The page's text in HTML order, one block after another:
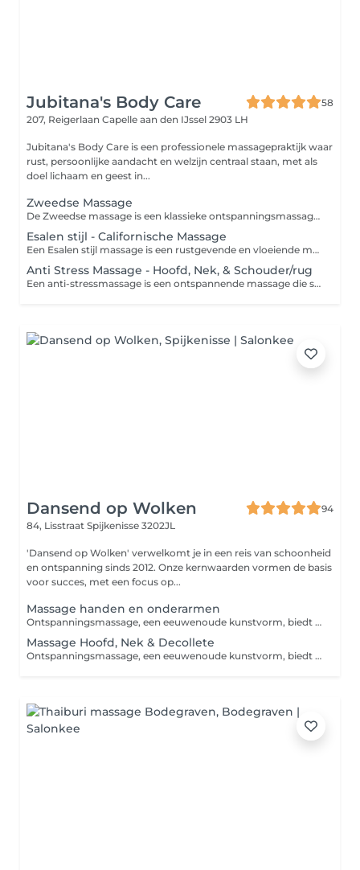
Jubitana's Body Care
58
207, Reigerlaan Capelle aan den IJssel 2903 LH
Jubitana's Body Care is een professionele massagepraktijk waar
rust, persoonlijke aandacht en welzijn centraal staan, met als
doel lichaam en geest in...
Zweedse Massage
De Zweedse massage is een klassieke ontspanningsmassage waarbij verschillende massagetechnieken worden toegepast om de spieren te ontspannen, de doorbloeding te stimuleren en het lichaam tot rust te brengen. Voordelen Vermindert spierspanning en stress. Bevordert de bloedsomloop en afvoer van afvalstoffen. Draagt bij aan ontspanning en een verbeterd gevoel van welzijn. Kan helpen bij het verminderen van vermoeidheid en het herstellen van stijve spieren. Bij Jubitana's Body Care kunt u kiezen voor een behandeling van 60 of 90 minuten, afgestemd op uw persoonlijke wensen en behoeften. Intensiteit van graad 1 t/m 5 - 1 Zeer zacht - 2 Zacht - 3 Licht stevig - 4 Medium stevig - 5 Zeer stevig Varieert een Zweedse Massage tussen intensiteit 2 - 3.
Esalen stijl - Californische Massage
Een Esalen stijl massage is een rustgevende en vloeiende massage die gericht is op diepe ontspanning van lichaam en geest. Kenmerkend voor deze massage zijn de lange, harmonieuze strijkingen, aandachtige aanrakingen en een rustige benadering, waardoor u volledig tot ontspanning kunt komen. Voordelen van een Esalen stijl massage Bevordert diepe lichamelijke en mentale ontspanning. Vermindert stress en spanning. Stimuleert de doorbloeding en ondersteunt het natuurlijke herstel van het lichaam. Vergroot het lichaamsbewustzijn en draagt bij aan een gevoel van balans en welzijn. Bij Jubitana's Body Care kunt u kiezen uit een behandeling van 60, 90 of 120 minuten. De massage wordt volledig afgestemd op uw persoonlijke wensen en behoeften, zodat u een ontspannen en persoonlijke ervaring beleeft. Intensiteit van graad 1 t/m 5 - 1 Zeer zacht - 2 Zacht - 3 Licht stevig - 4 Medium stevig - 5 Zeer stevig Varieert een Californische massage tussen intensiteit 1 - 2.
Anti Stress Massage - Hoofd, Nek, & Schouder/rug
Een anti-stressmassage is een ontspannende massage die specifiek gericht is op het verminderen van stress en spanning in het lichaam vooral hoofd ,nek en schouders. Deze massage helpt om zowel fysieke als mentale spanning te verlichten, wat vaak leidt tot een gevoel van diepe ontspanning en welzijn. Het doel is om het lichaam en de geest tot rust te brengen, stressniveaus te verlagen en de algehele balans te herstellen. Welke behandeling wordt toegepast? Bij een anti-stressmassage worden technieken gebruikt die gericht zijn op het verminderen van spierspanning en het bevorderen van ontspanning. De massage kan variëren afhankelijk van de voorkeuren van de cliënt, maar bevat vaak de volgende elementen: - Langzame, zachte strijkingen (effleurages) om het lichaam te kalmeren en te ontspannen. - Knedingen en lichte druk (petrissages), vooral rond de schouders, nek en rug, waar stress vaak wordt vastgehouden. - Werken met de acupressuurpunten om de energie in het lichaam weer in balans te brengen en blokkades te verhelpen. - Soms ook aromatherapie of kalmerende oliën om de ontspannende werking te versterken. De focus ligt bij deze massage vaak niet alleen op de spieren, maar ook op de geestelijke ontspanning. Het doel is om de symptomen van stress, zoals gespannen spieren, hoofdpijn en een onrustig gevoel, te verminderen. Dit maakt het een uitstekende keuze voor mensen die veel druk ervaren in hun dagelijkse leven. Intensiteit van graad 1 t/m 5 - 1 Zeer zacht - 2 Zacht - 3 Licht stevig - 4 Medium stevig - 5 Zeer stevig Varieert een Anti Stress Massage tussen intensiteit 2 - 4. * Deze massagevorm richt zich enkel op de hoofd, nek en schouders regio. De benen en voeten worden hierbij niet meegenomen in de massage.
Dansend op Wolken
94
84, Lisstraat Spijkenisse 3202JL
'Dansend op Wolken' verwelkomt je in een reis van schoonheid
en ontspanning sinds 2012. Onze kernwaarden vormen de basis
voor succes, met een focus op...
Massage handen en onderarmen
Ontspanningsmassage, een eeuwenoude kunstvorm, biedt een oase van rust te midden van de drukte van het moderne leven. De kern van deze massagevorm is het kalmeren van zowel lichaam als geest. Het primaire doel van deze massage is om zowel de geest als het lichaam tot rust te brengen. Ontspanningsmassage concentreert zich uitsluitend op de oppervlakkige spierlagen. Het tempo en de druk tijdens een ontspanningsmassage liggen doorgaans lager, wat zorgt voor een kalmerende en rustgevende ervaring.
Massage Hoofd, Nek & Decollete
Ontspanningsmassage, een eeuwenoude kunstvorm, biedt een oase van rust te midden van de drukte van het moderne leven. De kern van deze massagevorm is het kalmeren van zowel lichaam als geest. Het primaire doel van deze massage is om zowel de geest als het lichaam tot rust te brengen. Ontspanningsmassage concentreert zich uitsluitend op de oppervlakkige spierlagen. Het tempo en de druk tijdens een ontspanningsmassage liggen doorgaans lager, wat zorgt voor een kalmerende en rustgevende ervaring.